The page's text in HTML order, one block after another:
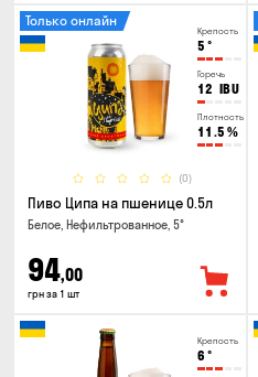
Крепость
5 °
Горечь
12 IBU
Плотность
11.5 %
(0)
Только онлайн
Пиво Ципа на пшенице 0.5л
Белое, Нефильтрованное, 5°
94,00
грн за 1 шт
Крепость
6 °